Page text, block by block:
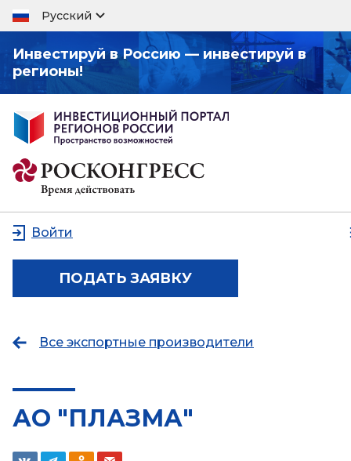
Русский
Инвестируй в Россию — инвестируй в
регионы!
ПОДАТЬ ЗАЯВКУ
Войти
Все экспортные производители
АО "ПЛАЗМА"